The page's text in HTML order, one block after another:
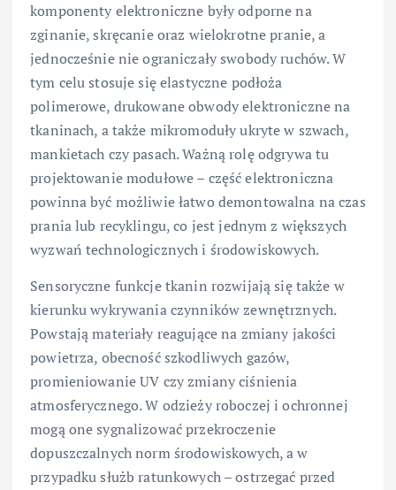
komponenty elektroniczne były odporne na
zginanie, skręcanie oraz wielokrotne pranie, a
jednocześnie nie ograniczały swobody ruchów. W
tym celu stosuje się elastyczne podłoża
polimerowe, drukowane obwody elektroniczne na
tkaninach, a także mikromoduły ukryte w szwach,
mankietach czy pasach. Ważną rolę odgrywa tu
projektowanie modułowe – część elektroniczna
powinna być możliwie łatwo demontowalna na czas
prania lub recyklingu, co jest jednym z większych
wyzwań technologicznych i środowiskowych.
Sensoryczne funkcje tkanin rozwijają się także w
kierunku wykrywania czynników zewnętrznych.
Powstają materiały reagujące na zmiany jakości
powietrza, obecność szkodliwych gazów,
promieniowanie UV czy zmiany ciśnienia
atmosferycznego. W odzieży roboczej i ochronnej
mogą one sygnalizować przekroczenie
dopuszczalnych norm środowiskowych, a w
przypadku służb ratunkowych – ostrzegać przed